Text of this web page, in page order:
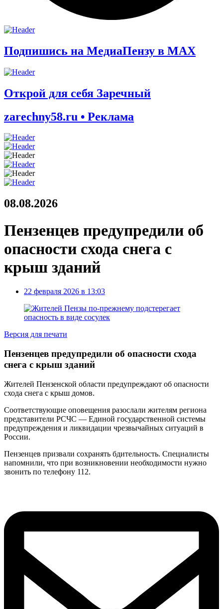
Подпишись на МедиаПензу в МАХ
Открой для себя Заречный
zarechny58.ru • Реклама
08.08.2026
Пензенцев предупредили об
опасности схода снега с
крыш зданий
22 февраля 2026 в 13:03
Версия для печати
Пензенцев предупредили об опасности схода
снега с крыш зданий
Жителей Пензенской области предупреждают об опасности
схода снега с крыш домов.
Соответствующие оповещения разослали жителям региона
представители РСЧС — Единой государственной системы
предупреждения и ликвидации чрезвычайных ситуаций в
России.
Пензенцев призвали сохранять бдительность. Специалисты
напомнили, что при возникновении необходимости нужно
звонить по телефону 112.